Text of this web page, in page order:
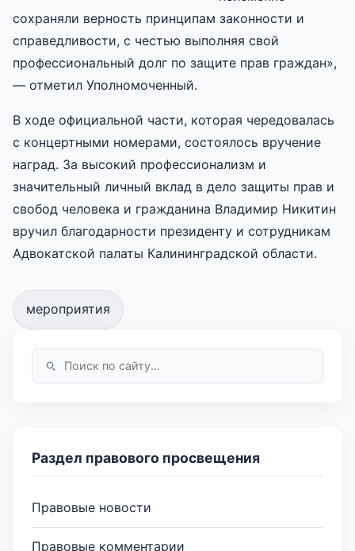
сохраняли верность принципам законности и
справедливости, с честью выполняя свой
профессиональный долг по защите прав граждан»,
— отметил Уполномоченный.
В ходе официальной части, которая чередовалась
с концертными номерами, состоялось вручение
наград. За высокий профессионализм и
значительный личный вклад в дело защиты прав и
свобод человека и гражданина Владимир Никитин
вручил благодарности президенту и сотрудникам
Адвокатской палаты Калининградской области.
мероприятия
Раздел правового просвещения
Правовые новости
Правовые комментарии